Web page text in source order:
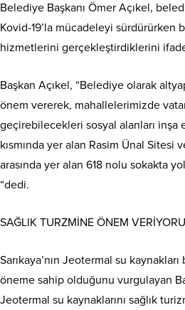
Belediye Başkanı Ömer Açıkel,
Kovid-19’la mücadeleyi sürdürürken
hizmetlerini gerçekleştirdiklerini
Başkan Açıkel, “Belediye olarak
önem vererek, mahallelerimizde
geçirebilecekleri sosyal alanları inşa
kısmında yer alan Rasim Ünal Sitesi
arasında yer alan 618 nolu sokakta yol
“dedi.
SAĞLIK TURZMİNE ÖNEM
Sarıkaya’nın Jeotermal su
öneme sahip olduğunu vurgulayan
Jeotermal su kaynaklarını sağlık